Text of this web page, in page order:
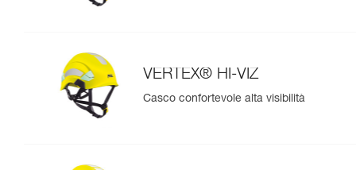
VERTEX® HI-VIZ
Casco confortevole alta visibilità